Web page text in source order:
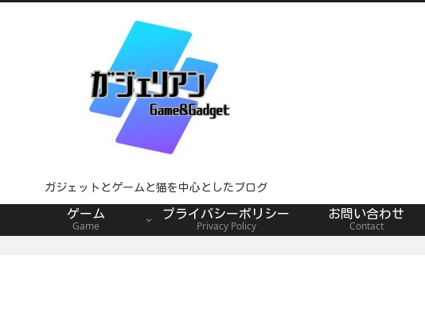
ガジェットとゲームと猫を中心としたブログ
ゲーム
Game
プライバシーポリシー
Privacy Policy
お問い合わせ
Contact